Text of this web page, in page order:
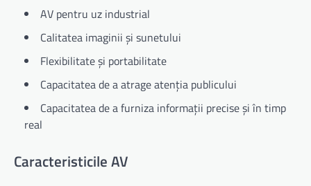
AV pentru uz industrial
Calitatea imaginii și sunetului
Flexibilitate și portabilitate
Capacitatea de a atrage atenția publicului
Capacitatea de a furniza informații precise și în timp
real
Caracteristicile AV